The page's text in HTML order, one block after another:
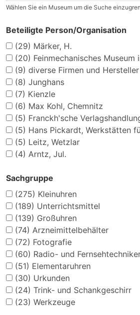
Wählen Sie ein Museum um die Suche
Beteiligte Person/Organisation
(29) Märker, H.
(20) Feinmechanisches Museum in
(9) diverse Firmen und Hersteller
(8) Junghans
(7) Kienzle
(6) Max Kohl, Chemnitz
(5) Franckh'sche
(5) Hans Pickardt, Werkstätten für
(5) Leitz, Wetzlar
(4) Arntz, Jul.
Sachgruppe
(275) Kleinuhren
(189) Unterrichtsmittel
(139) Großuhren
(74) Arzneimittelbehälter
(72) Fotografie
(60) Radio- und
(51) Elementaruhren
(30) Urkunden
(24) Trink- und Schankgeschirr
(23) Werkzeuge